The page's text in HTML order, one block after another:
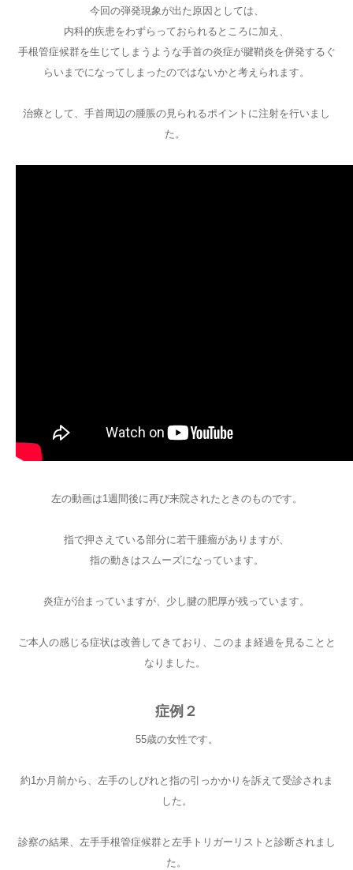
今回の弾発現象が出た原因としては、
内科的疾患をわずらっておられるところに加え、
手根管症候群を生じてしまうような手首の炎症が腱鞘炎を併発するぐ
らいまでになってしまったのではないかと考えられます。
治療として、手首周辺の腫脹の見られるポイントに注射を行いまし
た。
左の動画は1週間後に再び来院されたときのものです。
指で押さえている部分に若干腫瘤がありますが、
指の動きはスムーズになっています。
炎症が治まっていますが、少し腱の肥厚が残っています。
ご本人の感じる症状は改善してきており、このまま経過を見ることと
なりました。
症例２
55歳の女性です。
約1か月前から、左手のしびれと指の引っかかりを訴えて受診されま
した。
診察の結果、左手手根管症候群と左手トリガーリストと診断されまし
た。